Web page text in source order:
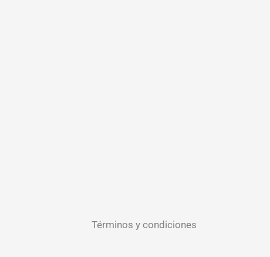
Términos y condiciones